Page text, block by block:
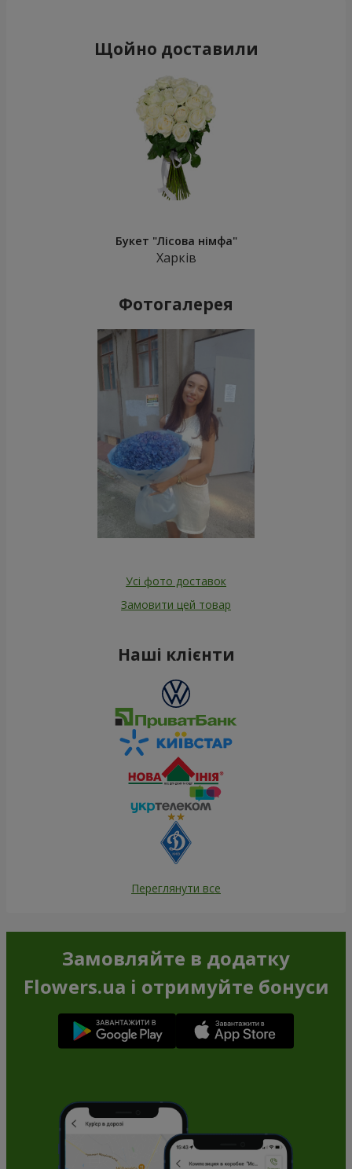
Щойно доставили
Букет "Лісова німфа"
Харків
Фотогалерея
Усі фото доставок
Замовити цей товар
Наші клієнти
Переглянути все
Замовляйте в додатку
Flowers.ua і отримуйте бонуси